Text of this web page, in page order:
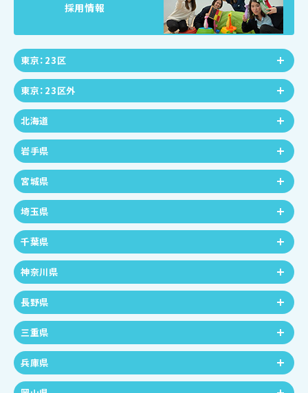
採用情報
東京：23区
東京：23区外
北海道
岩手県
宮城県
埼玉県
千葉県
神奈川県
長野県
三重県
兵庫県